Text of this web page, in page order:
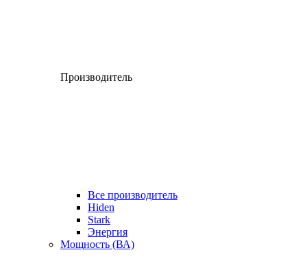
Производитель
Все производитель
Hiden
Stark
Энергия
Мощность (ВА)